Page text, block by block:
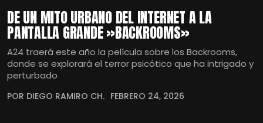
DE UN MITO URBANO DEL INTERNET A LA
PANTALLA GRANDE »BACKROOMS»
A24 traerá este año la película sobre los Backrooms,
donde se explorará el terror psicótico que ha intrigado y
perturbado
POR DIEGO RAMIRO CH. FEBRERO 24, 2026